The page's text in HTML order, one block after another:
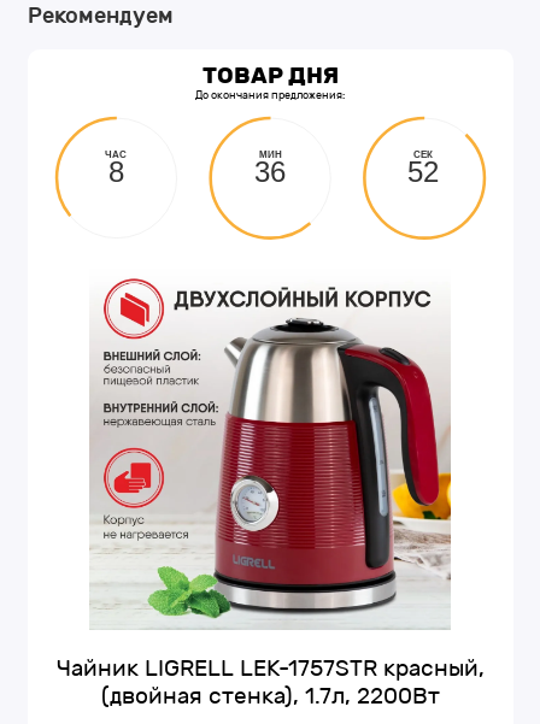
Рекомендуем
ТОВАР ДНЯ
До окончания предложения:
ЧАС
8
МИН
36
СЕК
51
Чайник LIGRELL LEK-1757STR красный,
(двойная стенка), 1.7л, 2200Вт